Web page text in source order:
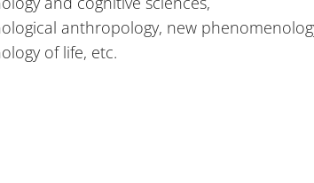
anthropology, new
of life, etc.